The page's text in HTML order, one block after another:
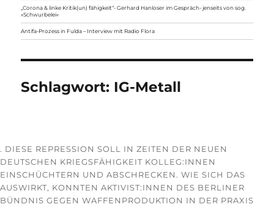
„Corona & linke Kritik(un) fähigkeit“- Gerhard Hanloser im Gespräch- jenseits von sog.
»Schwurbelei«
Antifa-Prozess in Fulda – Interview mit Radio Flora
Schlagwort: IG-Metall
. DIESE REPRESSION SOLL IN ZEITEN DER NEUEN
DEUTSCHEN KRIEGSFÄHIGKEIT KOLLEG:INNEN
EINSCHÜCHTERN UND ABSCHRECKEN. WIE SICH DAS
AUSWIRKT, KONNTEN AKTIVIST:INNEN DES BERLINER
BÜNDNIS GEGEN WAFFENPRODUKTION IN DER PRAXIS